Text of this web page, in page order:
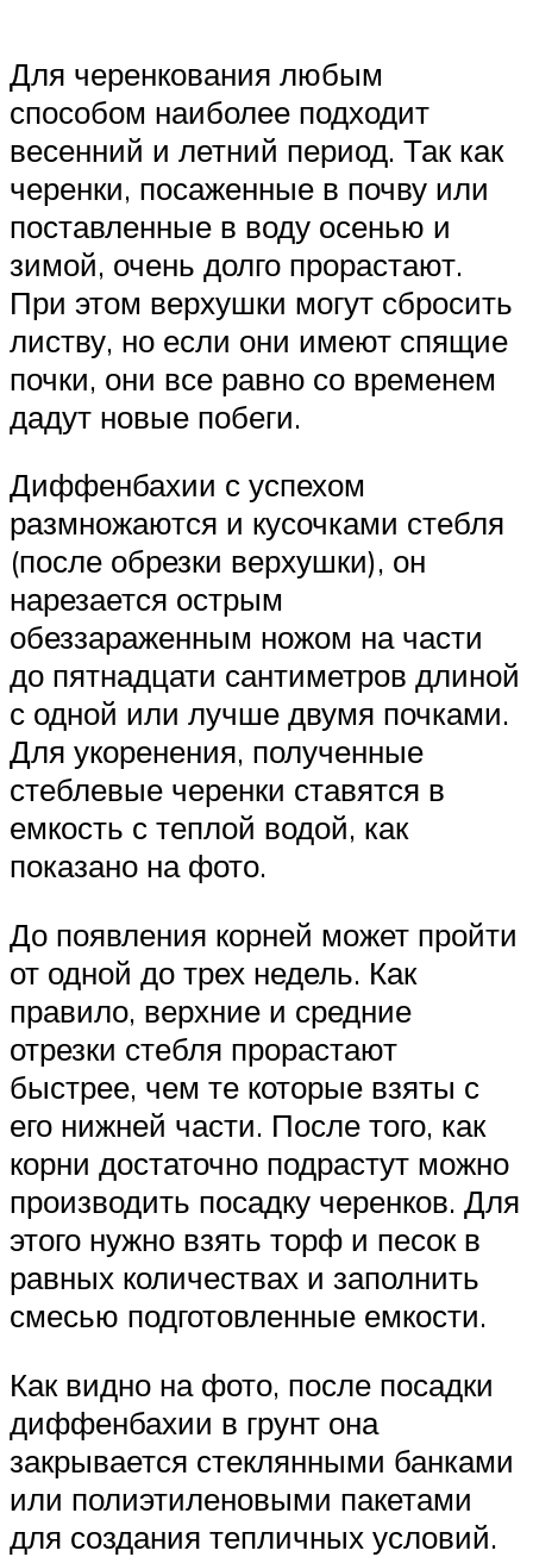
Для черенкования любым
способом наиболее подходит
весенний и летний период. Так как
черенки, посаженные в почву или
поставленные в воду осенью и
зимой, очень долго прорастают.
При этом верхушки могут сбросить
листву, но если они имеют спящие
почки, они все равно со временем
дадут новые побеги.
Диффенбахии с успехом
размножаются и кусочками стебля
(после обрезки верхушки), он
нарезается острым
обеззараженным ножом на части
до пятнадцати сантиметров длиной
с одной или лучше двумя почками.
Для укоренения, полученные
стеблевые черенки ставятся в
емкость с теплой водой, как
показано на фото.
До появления корней может пройти
от одной до трех недель. Как
правило, верхние и средние
отрезки стебля прорастают
быстрее, чем те которые взяты с
его нижней части. После того, как
корни достаточно подрастут можно
производить посадку черенков. Для
этого нужно взять торф и песок в
равных количествах и заполнить
смесью подготовленные емкости.
Как видно на фото, после посадки
диффенбахии в грунт она
закрывается стеклянными банками
или полиэтиленовыми пакетами
для создания тепличных условий.